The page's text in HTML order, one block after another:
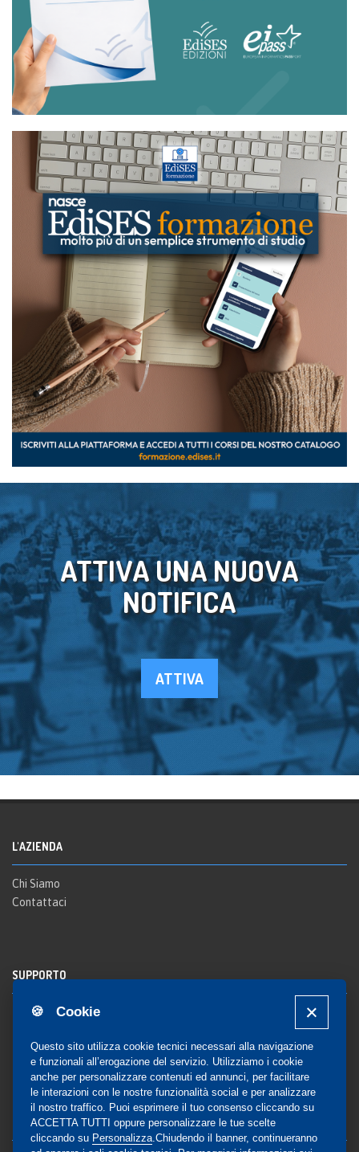
🍪 Cookie
Questo sito utilizza cookie tecnici necessari alla navigazione
e funzionali all’erogazione del servizio. Utilizziamo i cookie
anche per personalizzare contenuti ed annunci, per facilitare
le interazioni con le nostre funzionalità social e per analizzare
il nostro traffico. Puoi esprimere il tuo consenso cliccando su
ACCETTA TUTTI oppure personalizzare le tue scelte
cliccando su Personalizza .Chiudendo il banner, continueranno
ATTIVA UNA NUOVA
NOTIFICA
ATTIVA
L'AZIENDA
Chi Siamo
Contattaci
SUPPORTO
Registrazione al sito
Notifica
COMMUNITY